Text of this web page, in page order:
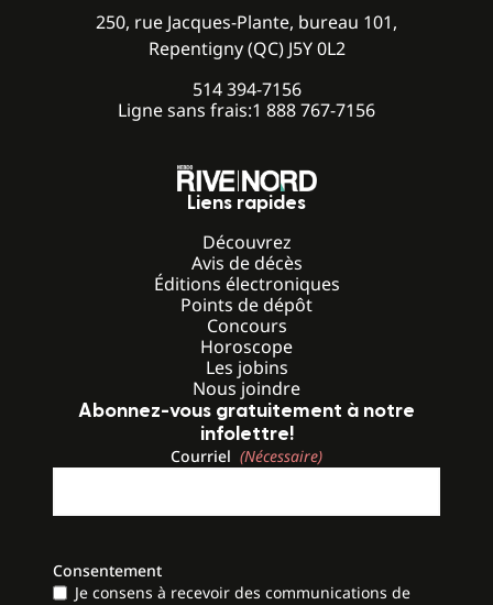
250, rue Jacques-Plante, bureau 101,
Repentigny (QC) J5Y 0L2
514 394-7156
Ligne sans frais:1 888 767-7156
Liens rapides
Découvrez
Avis de décès
Éditions électroniques
Points de dépôt
Concours
Horoscope
Les jobins
Nous joindre
Abonnez-vous gratuitement à notre
infolettre!
Courriel (Nécessaire)
Consentement
Je consens à recevoir des communications de